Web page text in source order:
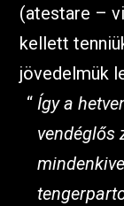
(atestare –
kellett
jövedelmük
Így a
vendéglős